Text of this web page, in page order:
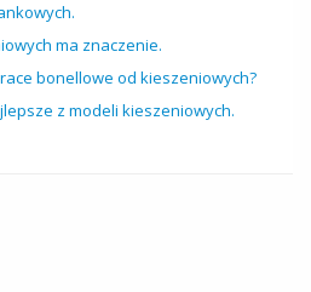
ma znaczenie.
bonellowe od kieszeniowych?
z modeli kieszeniowych.